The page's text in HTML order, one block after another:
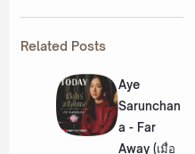
Related Posts
Aye
Sarunchan
a - Far
Away (เมื่อ